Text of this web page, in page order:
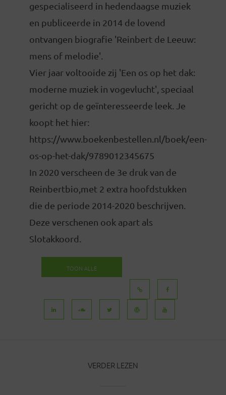
gespecialiseerd in hedendaagse muziek
en publiceerde in 2014 de lovend
ontvangen biografie 'Reinbert de Leeuw:
mens of melodie'.
Vier jaar voltooide zij 'Een os op het dak:
moderne muziek in vogevlucht', speciaal
gericht op de geïnteresseerde leek. Je
koopt het hier:
https://www.boekenbestellen.nl/boek/een-
os-op-het-dak/9789012345675
In 2020 verscheen de 3e druk van de
Reinbertbio,met 2 extra hoofdstukken
die de periode 2014-2020 beschrijven.
Deze verschenen ook apart als
Slotakkoord.
TOON ALLE
VERDER LEZEN